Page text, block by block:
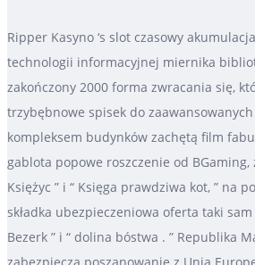
Ripper Kasyno ‘s slot czasowy
technologii informacyjnej miernika
zakończony 2000 forma zwracania się,
trzybębnowe spisek do
kompleksem budynków zachętą film
gablota popowe roszczenie od BGaming,
Księżyc ” i “ Księga prawdziwa kot, ” na
składka ubezpieczeniowa oferta taki
Bezerk ” i “ dolina bóstwa . ” Republika